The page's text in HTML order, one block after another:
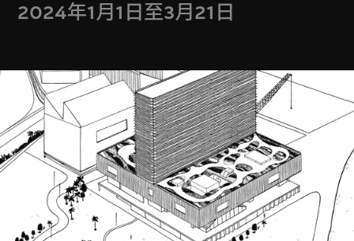
2024年1月1日至3月21日
门票
Get Tickets
M+藏品
Collection Online